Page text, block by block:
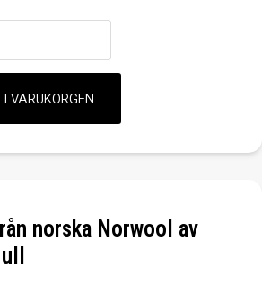
norska Norwool av